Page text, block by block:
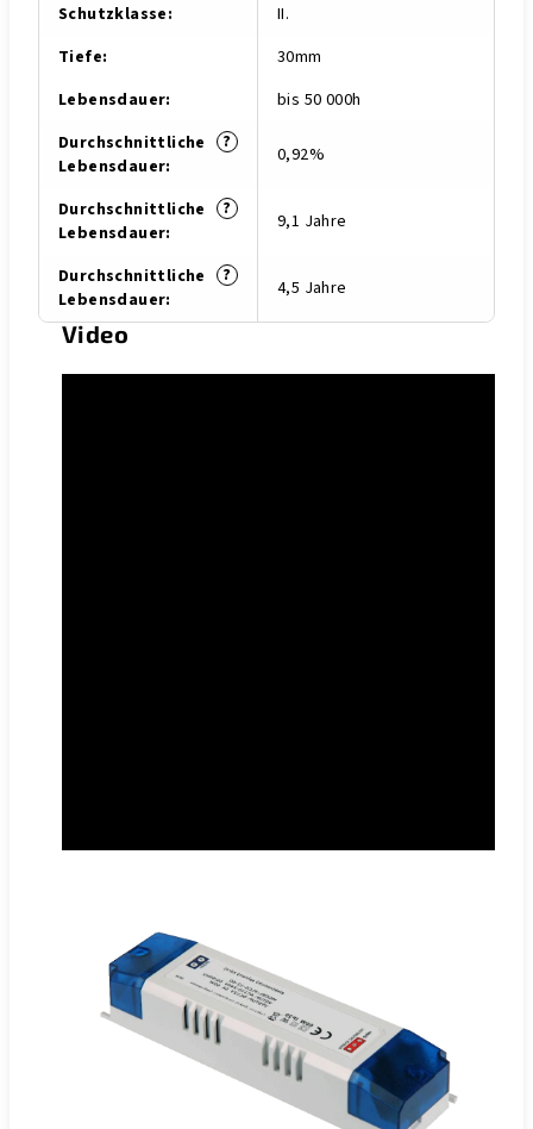
Schutzklasse:
II.
Tiefe:
30mm
Lebensdauer:
bis 50 000h
?
Durchschnittliche
Lebensdauer: 0,92%
?
Durchschnittliche
Lebensdauer: 9,1 Jahre
?
Durchschnittliche
Lebensdauer: 4,5 Jahre
Video